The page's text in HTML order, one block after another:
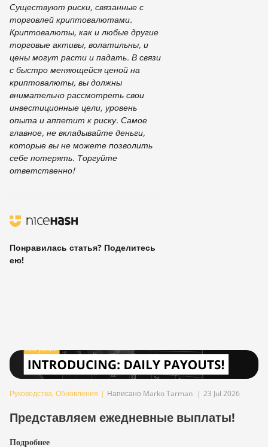
Существуют риски, связанные с
торговлей криптовалютами.
Криптовалюты, как и любые другие
торговые активы, волатильны, и
цены могут расти и падать. В связи
с быстро меняющейся ценой на
криптовалюты, вы должны
внимательно рассмотреть свои
инвестиционные цели, уровень
опыта и аппетит к риску. Самое
главное, не вкладывайте деньги,
которые вы не можете позволить
себе потерять. Торгуйте
ответственно!
Понравилась статья? Поделитесь
ею!
Руководства, Обновления | Написано Marko Tarman | 23 Jul 2026
Представляем ежедневные выплаты!
Подробнее